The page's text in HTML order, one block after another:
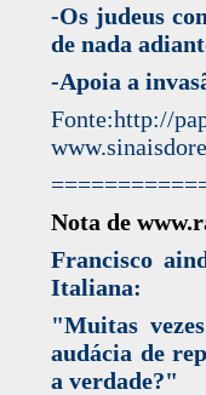
-Os judeus
de nada
-Apoia a
Nota de
Francisco
Italiana:
"Muitas
audácia de
a verdade?"